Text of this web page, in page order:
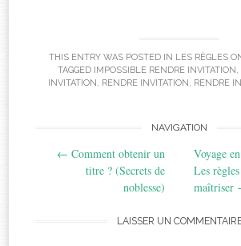
THIS ENTRY WAS POSTED IN LES RÈGLES
TAGGED IMPOSSIBLE RENDRE INVITATION,
INVITATION, RENDRE INVITATION, RENDRE
navigation
NAVIGATION
← Comment obtenir un
titre ? (Secrets de
noblesse)
Voyage
Les
maîtriser
LAISSER UN